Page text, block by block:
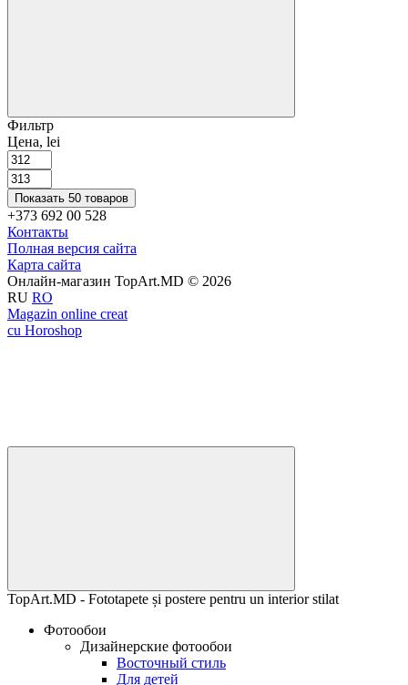
Фильтр
Цена, lei
Показать 50 товаров
+373 692 00 528
Контакты
Полная версия сайта
Карта сайта
Онлайн-магазин TopArt.MD © 2026
RU RO
Magazin online creat
cu Horoshop
TopArt.MD - Fototapete și postere pentru un interior stilat
Фотообои
Дизайнерские фотообои
Восточный стиль
Для детей